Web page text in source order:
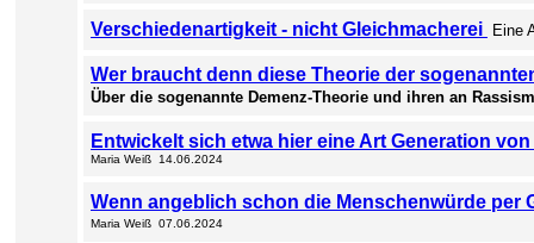
Verschiedenartigkeit - nicht Gleichmacherei Eine
Wer braucht denn diese Theorie der
Über die sogenannte Demenz-Theorie und ihren an
Entwickelt sich etwa hier eine Art Generation
Maria Weiß 14.06.2024
Wenn angeblich schon die Menschenwürde
Maria Weiß 07.06.2024